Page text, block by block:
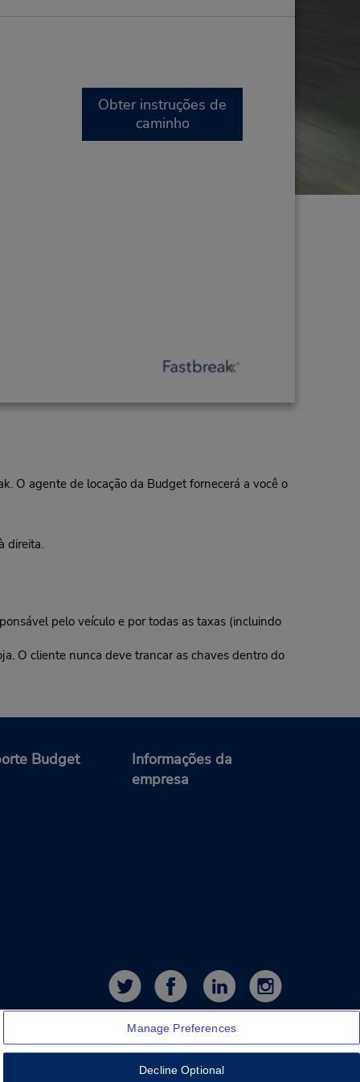
Obter instruções de
caminho
O agente de locação da Budget fornecerá a você o
direita.
pelo veículo e por todas as taxas (incluindo
O cliente nunca deve trancar as chaves dentro do
Budget
Informações da
empresa
Manage Preferences
Decline Optional